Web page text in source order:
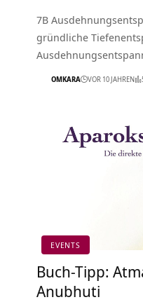
7B
gründliche
OMKARA VOR 10 JAHREN
EVENTS
Buch-Tipp:
Anubhuti